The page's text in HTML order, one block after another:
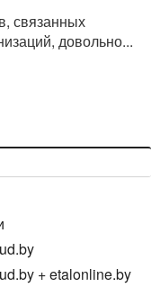
связанных
довольно...
+ etalonline.by